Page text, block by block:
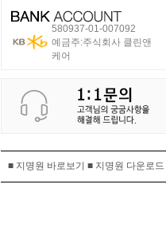
580937-01-007092
예금주:주식회사 클린앤
케어
■ 지명원 바로보기 ■ 지명원 다운로드